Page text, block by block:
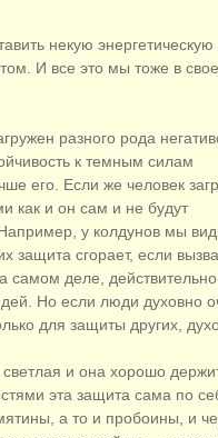
некую энергетическую
И все это мы тоже в
разного рода
к темным силам
его. Если же человек
как и он сам и не будут
у колдунов мы
защита сгорает, если
деле,
Но если люди духовно
для защиты других,
и она хорошо
эта защита сама по
а то и пробоины, и